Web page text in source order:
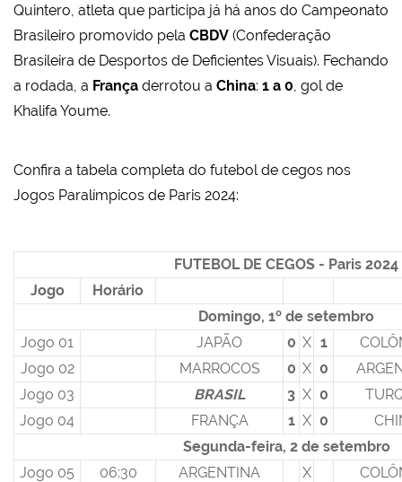
Quintero, atleta que participa já há anos do Campeonato
Brasileiro promovido pela CBDV (Confederação
Brasileira de Desportos de Deficientes Visuais). Fechando
a rodada, a França derrotou a China: 1 a 0, gol de
Khalifa Youme.
Confira a tabela completa do futebol de cegos nos
Jogos Paralímpicos de Paris 2024:
FUTEBOL DE CEGOS - Paris 2024
Jogo
Horário
Domingo, 1º de setembro
Jogo 01
JAPÃO 0 X 1
Jogo 02
MARROCOS 0 X 0
Jogo 03
BRASIL 3 X 0
Jogo 04
FRANÇA 1 X 0
Segunda-feira, 2 de setembro
Jogo 05
06:30 ARGENTINA X